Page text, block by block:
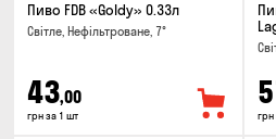
Пиво FDB «Goldy» 0.33л
Світле, Нефільтроване, 7°
43,00
грн за 1 шт грн